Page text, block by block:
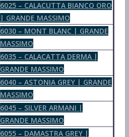
6025 – CALACUTTA BIANCO ORO
| GRANDE MASSIMO
6030 – MONT BLANC | GRANDE
MASSIMO
6035 – CALACATTA DERMA |
GRANDE MASSIMO
6040 – ASTONIA GREY | GRANDE
MASSIMO
6045 – SILVER ARMANI |
GRANDE MASSIMO
6055 – DAMASTRA GREY |